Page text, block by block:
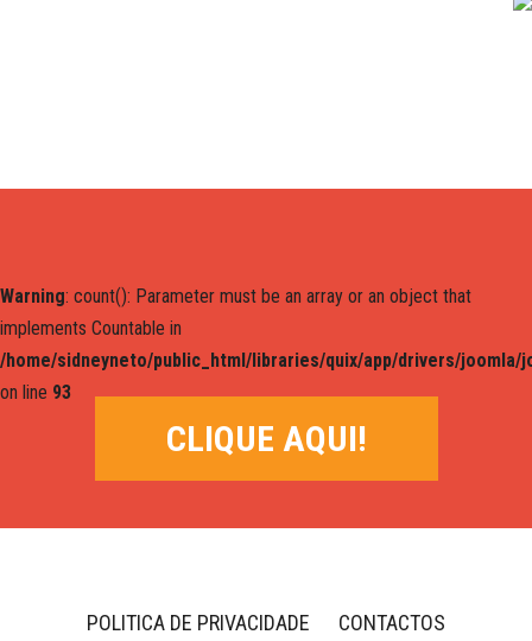
Warning: count(): Parameter must be an array or an object that
implements Countable in
/home/sidneyneto/public_html/libraries/quix/app/drivers/joomla/
on line 93
CLIQUE AQUI!
POLITICA DE PRIVACIDADE CONTACTOS